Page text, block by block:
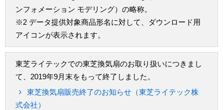
ンフォメーション モデリング）の略称。
※2 データ提供対象商品形名に対して、ダウンロード用
アイコンが表示されます。
東芝ライテックでの東芝換気扇のお取り扱いにつきまし
て、2019年9月末をもって終了しました。
東芝換気扇販売終了のお知らせ（東芝ライテック株
式会社）